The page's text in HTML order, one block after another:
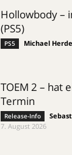
Hollowbody –
(PS5)
PS5 Michael Herde
TOEM 2 – hat
Termin
Release-Info
7. August 2026